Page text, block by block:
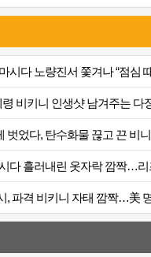
시다 노량진서 쫓겨나 “점심
령 비키니 인생샷 남겨주는
벗었다, 탄수화물 끊고 끈 비니
다 흘러내린 옷자락 깜짝…리
, 파격 비키니 자태 깜짝…美